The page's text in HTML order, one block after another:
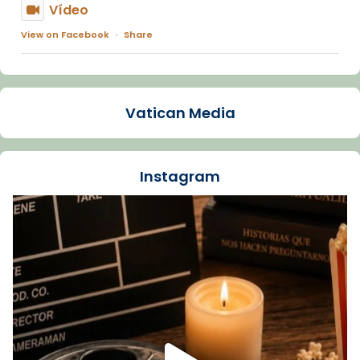
Vídeo
View on Facebook · Share
Arquebisbat de Barcelona
La Carmina va patir depressió. Fa gairebé
dos mesos, a l'Estadi Lluís Companys, la
Recupera l'entrevista comp
Vatican
tican News 👇
www.vaticannews.va/es/iglesia/news/2026-
07/carmina-historia-depresion-papa-viaje-
espana-testimoni...
Foto
View on Facebook · Share
Vatican Media
Instagram